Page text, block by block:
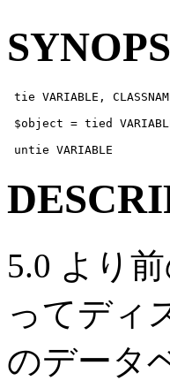
tie VARIABLE,
$object = tied
untie VARIABLE
5.0 より
ってディ
のデータ